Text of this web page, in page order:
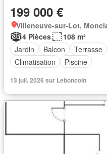
199 000 €
Villeneuve-sur-Lot,
4 Pièces
108 m²
Jardin
Balcon Terrasse
Climatisation
Piscine
13 juil. 2026 sur Leboncoin